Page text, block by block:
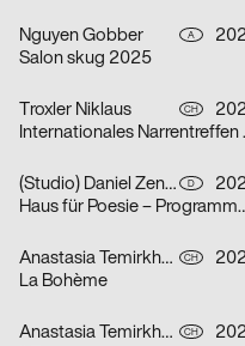
Nguyen Gobber A
Salon skug 2025
Troxler Niklaus CH
(Studio) Daniel Zenker D
Haus für Poesie –
Anastasia Temirkhan CH
La Bohème
Anastasia Temirkhan CH